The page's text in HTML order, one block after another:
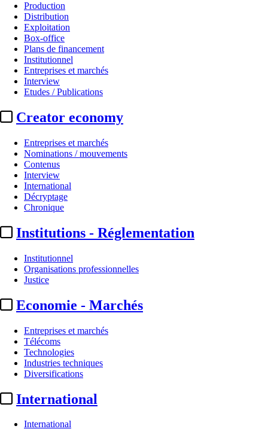
Production
Distribution
Exploitation
Box-office
Plans de financement
Institutionnel
Entreprises et marchés
Interview
Etudes / Publications
Creator economy
Entreprises et marchés
Nominations / mouvements
Contenus
Interview
International
Décryptage
Chronique
Institutions - Réglementation
Institutionnel
Organisations professionnelles
Justice
Economie - Marchés
Entreprises et marchés
Télécoms
Technologies
Industries techniques
Diversifications
International
International
Production